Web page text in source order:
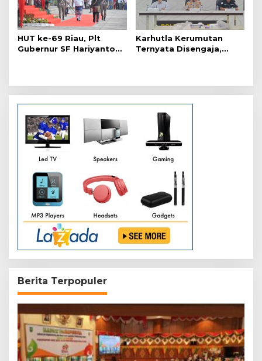
HUT ke-69 Riau, Plt
Gubernur SF Hariyanto
Karhutla Kerumutan
Ternyata Disengaja,
Berita Terpopuler